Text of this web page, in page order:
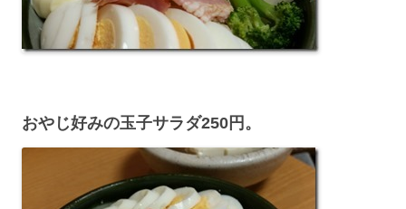
おやじ好みの玉子サラダ250円。